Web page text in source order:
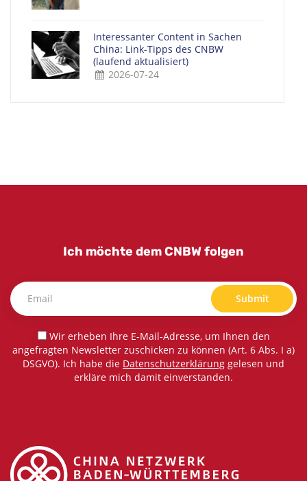
Interessanter Content in Sachen
China: Link-Tipps des CNBW
(laufend aktualisiert)
2026-07-24
Ich möchte dem CNBW folgen
Submit
Wir erheben Ihre E-Mail-Adresse, um Ihnen den
angefragten Newsletter zuschicken zu können (Art. 6 Abs. I a)
DSGVO). Ich habe die Datenschutzerklärung gelesen und
erkläre mich damit einverstanden.